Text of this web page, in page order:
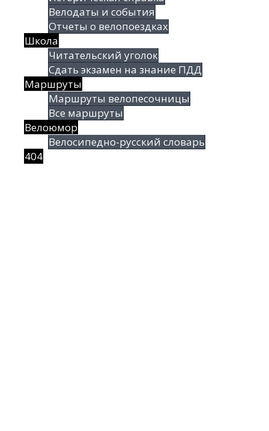
Велодаты и события
Отчеты о велопоездках
Школа
Читательский уголок
Сдать экзамен на знание ПДД
Маршруты
Маршруты велопесочницы
Все маршруты
Велоюмор
Велосипедно-русский словарь
404